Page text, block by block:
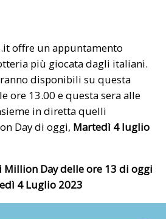
offre un appuntamento
più giocata dagli italiani.
disponibili su questa
ore 13.00 e questa sera alle
in diretta quelli
Day di oggi, Martedì 4 luglio
Day delle ore 13 di oggi
4 Luglio 2023